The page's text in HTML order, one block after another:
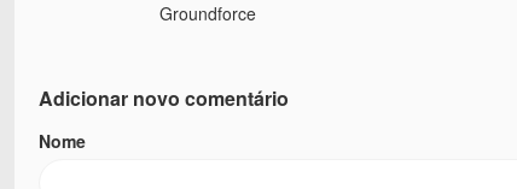
Groundforce
Adicionar novo comentário
Nome